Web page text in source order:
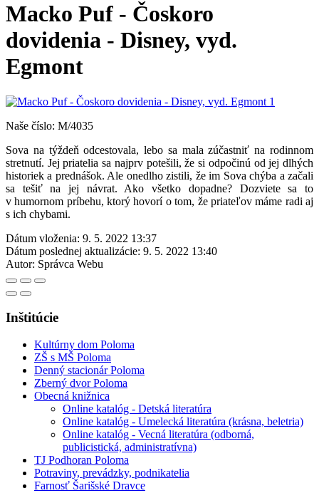
Macko Puf - Čoskoro
dovidenia - Disney, vyd.
Egmont
Naše číslo: M/4035
Sova na týždeň odcestovala, lebo sa mala zúčastniť na rodinnom
stretnutí. Jej priatelia sa najprv potešili, že si odpočinú od jej dlhých
historiek a prednášok. Ale onedlho zistili, že im Sova chýba a začali
sa tešiť na jej návrat. Ako všetko dopadne? Dozviete sa to
v humornom príbehu, ktorý hovorí o tom, že priateľov máme radi aj
s ich chybami.
Dátum vloženia: 9. 5. 2022 13:37
Dátum poslednej aktualizácie: 9. 5. 2022 13:40
Autor: Správca Webu
Inštitúcie
Kultúrny dom Poloma
ZŠ s MŠ Poloma
Denný stacionár Poloma
Zberný dvor Poloma
Obecná knižnica
Online katalóg - Detská literatúra
Online katalóg - Umelecká literatúra (krásna, beletria)
Online katalóg - Vecná literatúra (odborná,
publicistická, administratívna)
TJ Podhoran Poloma
Potraviny, prevádzky, podnikatelia
Farnosť Šarišské Dravce